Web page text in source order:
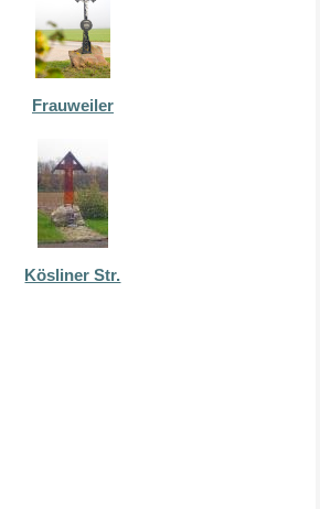
Frauweiler
Kösliner Str.